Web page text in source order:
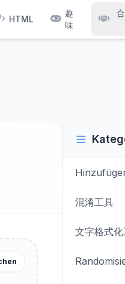
HTML
趣
味
混淆工具
文字格式